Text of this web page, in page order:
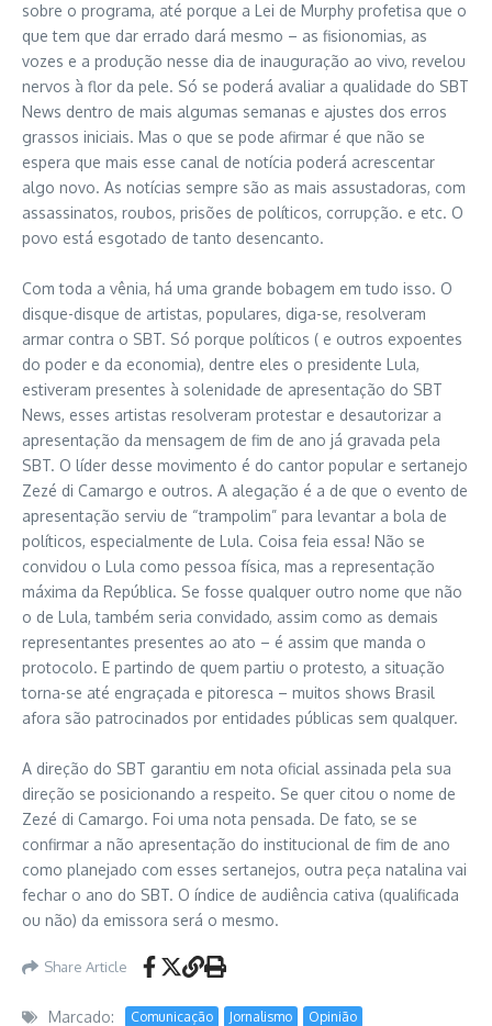
sobre o programa, até porque a Lei de Murphy profetisa que o
que tem que dar errado dará mesmo – as fisionomias, as
vozes e a produção nesse dia de inauguração ao vivo, revelou
nervos à flor da pele. Só se poderá avaliar a qualidade do SBT
News dentro de mais algumas semanas e ajustes dos erros
grassos iniciais. Mas o que se pode afirmar é que não se
espera que mais esse canal de notícia poderá acrescentar
algo novo. As notícias sempre são as mais assustadoras, com
assassinatos, roubos, prisões de políticos, corrupção. e etc. O
povo está esgotado de tanto desencanto.
Com toda a vênia, há uma grande bobagem em tudo isso. O
disque-disque de artistas, populares, diga-se, resolveram
armar contra o SBT. Só porque políticos ( e outros expoentes
do poder e da economia), dentre eles o presidente Lula,
estiveram presentes à solenidade de apresentação do SBT
News, esses artistas resolveram protestar e desautorizar a
apresentação da mensagem de fim de ano já gravada pela
SBT. O líder desse movimento é do cantor popular e sertanejo
Zezé di Camargo e outros. A alegação é a de que o evento de
apresentação serviu de “trampolim” para levantar a bola de
políticos, especialmente de Lula. Coisa feia essa! Não se
convidou o Lula como pessoa física, mas a representação
máxima da República. Se fosse qualquer outro nome que não
o de Lula, também seria convidado, assim como as demais
representantes presentes ao ato – é assim que manda o
protocolo. E partindo de quem partiu o protesto, a situação
torna-se até engraçada e pitoresca – muitos shows Brasil
afora são patrocinados por entidades públicas sem qualquer.
A direção do SBT garantiu em nota oficial assinada pela sua
direção se posicionando a respeito. Se quer citou o nome de
Zezé di Camargo. Foi uma nota pensada. De fato, se se
confirmar a não apresentação do institucional de fim de ano
como planejado com esses sertanejos, outra peça natalina vai
fechar o ano do SBT. O índice de audiência cativa (qualificada
ou não) da emissora será o mesmo.
Share Article
Marcado: Comunicação Jornalismo Opinião